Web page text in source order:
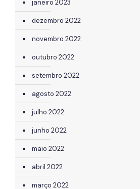
janeiro 2023
dezembro 2022
novembro 2022
outubro 2022
setembro 2022
agosto 2022
julho 2022
junho 2022
maio 2022
abril 2022
março 2022